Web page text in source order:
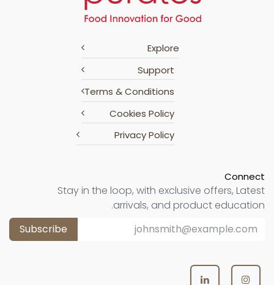
Explore
Support
Terms & Conditions
Cookies Policy
Privacy Policy
Connect
Stay in the loop, with exclusive offers, Latest
arrivals, and product education.
Subscribe